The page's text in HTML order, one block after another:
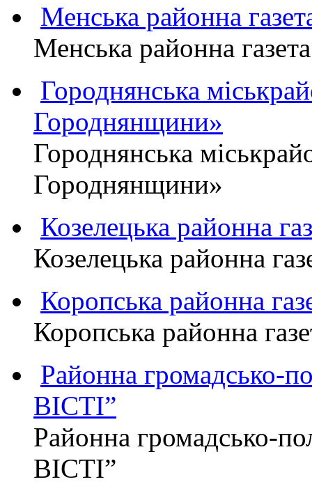
Менська районна
Менська районна
Городнянська
Городнянщини»
Городнянська
Городнянщини»
Козелецька районна
Козелецька районна
Коропська районна
Коропська районна
Районна громадсько-
ВІСТІ”
Районна громадсько-
ВІСТІ”